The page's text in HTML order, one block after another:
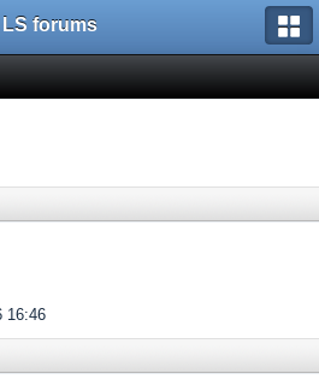
LS forums
16:46